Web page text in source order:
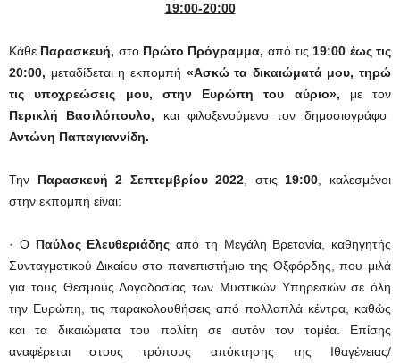
19:00-20:00
Κάθε Παρασκευή, στο Πρώτο Πρόγραμμα, από τις 19:00 έως τις
20:00, μεταδίδεται η εκπομπή «Ασκώ τα δικαιώματά μου, τηρώ
τις υποχρεώσεις μου, στην Ευρώπη του αύριο», με τον
Περικλή Βασιλόπουλο, και φιλοξενούμενο τον δημοσιογράφο
Αντώνη Παπαγιαννίδη.
Την Παρασκευή 2 Σεπτεμβρίου 2022 , στις 19:00 , καλεσμένοι
στην εκπομπή είναι:
· Ο Παύλος Ελευθεριάδης από τη Μεγάλη Βρετανία, καθηγητής
Συνταγματικού Δικαίου στο πανεπιστήμιο της Οξφόρδης, που μιλά
για τους Θεσμούς Λογοδοσίας των Μυστικών Υπηρεσιών σε όλη
την Ευρώπη, τις παρακολουθήσεις από πολλαπλά κέντρα, καθώς
και τα δικαιώματα του πολίτη σε αυτόν τον τομέα. Επίσης
αναφέρεται στους τρόπους απόκτησης της Ιθαγένειας/